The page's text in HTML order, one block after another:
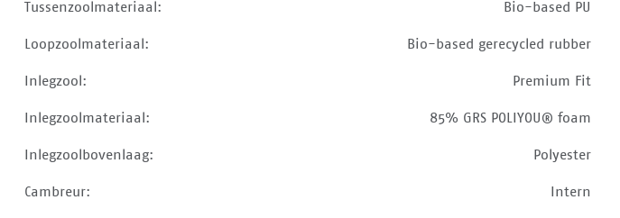
Tussenzoolmateriaal: Bio-based PU
Loopzoolmateriaal: Bio-based gerecycled rubber
Inlegzool: Premium Fit
Inlegzoolmateriaal: 85% GRS POLIYOU® foam
Inlegzoolbovenlaag: Polyester
Cambreur: Intern